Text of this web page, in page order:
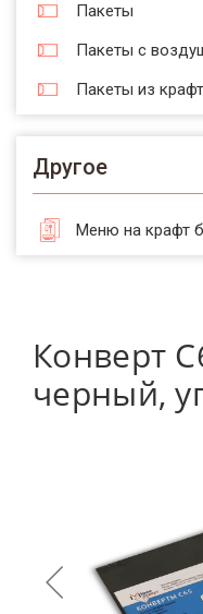
Пакеты
Пакеты с
Пакеты из
Другое
Меню на крафт
Конверт
черный,